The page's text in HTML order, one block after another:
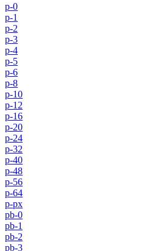
p-0
p-1
p-2
p-3
p-4
p-5
p-6
p-8
p-10
p-12
p-16
p-20
p-24
p-32
p-40
p-48
p-56
p-64
p-px
pb-0
pb-1
pb-2
pb-3